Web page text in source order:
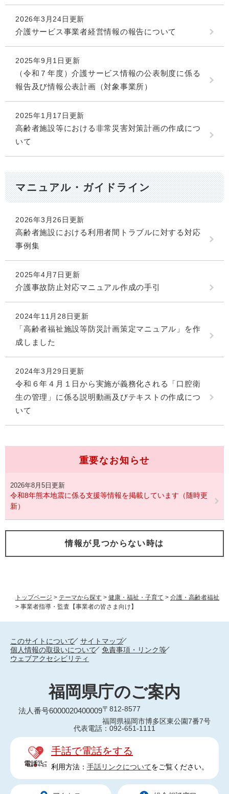
トップページ > テーマから探す > 健康・福祉・子育て > 介護・高齢者福祉
> 事業者指導・監査【事業者の皆さま向け】
2026年3月24日更新
介護サービス事業者経営情報の報告について
2025年9月1日更新
（令和７年度）介護サービス情報の公表制度に係る
報告及び情報公表計画（対象事業所）
2025年1月17日更新
高齢者施設等における非常災害対策計画の作成につ
いて
マニュアル・ガイドライン
2026年3月26日更新
高齢者施設における利用者間トラブルに対する対応
事例集
2025年4月7日更新
介護事故防止対応マニュアル作成の手引
2024年11月28日更新
「高齢者福祉施設等防災計画策定マニュアル」を作
成しました
2024年3月29日更新
令和６年４月１日から実施が義務化される「口腔衛
生の管理」に係る説明動画及びテキストの作成につ
いて
重要なお知らせ
2026年8月5日更新
令和8年熊本地震に係る支援等情報を掲載しています（随時更
新）
情報が見つからない時は
このサイトについて
サイトマップ
個人情報の取扱いについて
免責事項・リンク等
ウェブアクセシビリティ
福岡県庁のご案内
法人番号6000020400009〒812-8577
福岡県福岡市博多区東公園7番7号
代表電話：092-651-1111
手話で電話をする
利用方法： 手話リンクについてをご覧ください。